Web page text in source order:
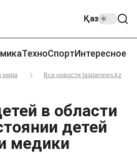
Қаз
ТехноСпортИнтересное
мира
Все новости taspanews.kz
в области
детей
медики